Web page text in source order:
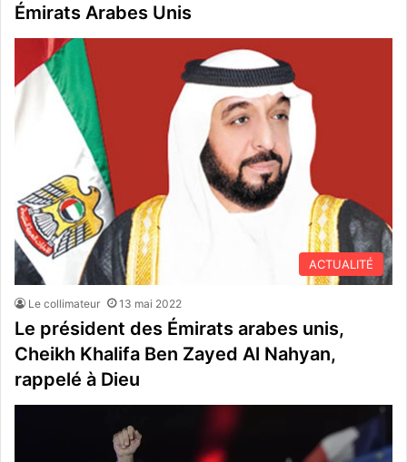
Émirats Arabes Unis
ACTUALITÉ
Le collimateur 13 mai 2022
Le président des Émirats arabes unis,
Cheikh Khalifa Ben Zayed Al Nahyan,
rappelé à Dieu